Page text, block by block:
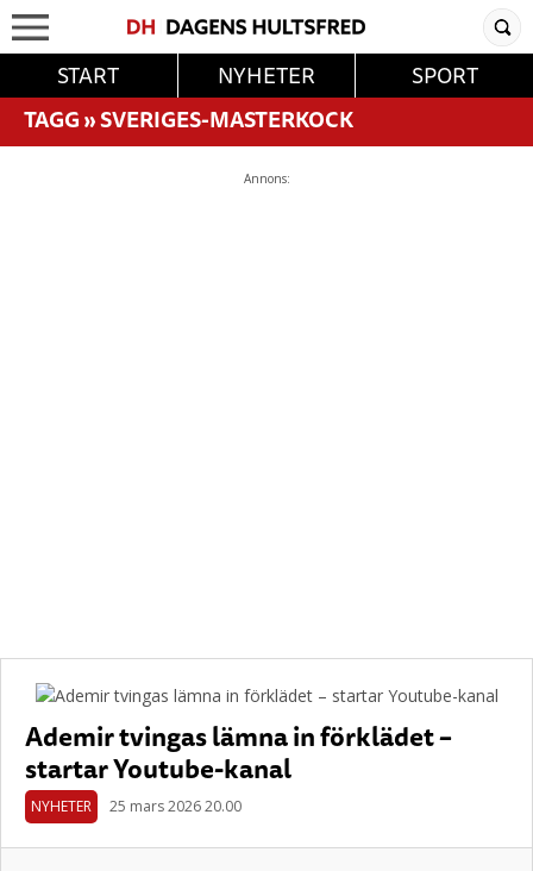
START NYHETER
SPORT
TAGG»SVERIGES-MASTERKOCK
Annons:
Ademir tvingas lämna in förklädet –
startar Youtube-kanal
NYHETER 25 mars 2026 20.00